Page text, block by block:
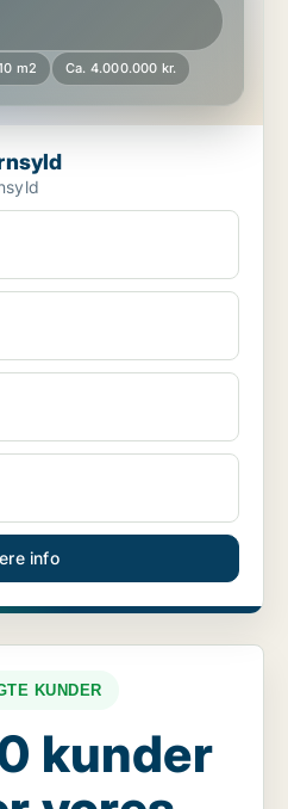
m2 Ca. 4.000.000 kr.
info
KUNDER
kunder